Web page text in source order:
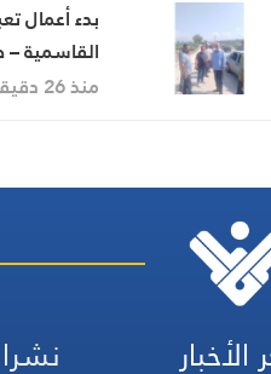
بدء أعمال
القاسمية
بالخطوة
منذ 26 دقيقة
الأخبار